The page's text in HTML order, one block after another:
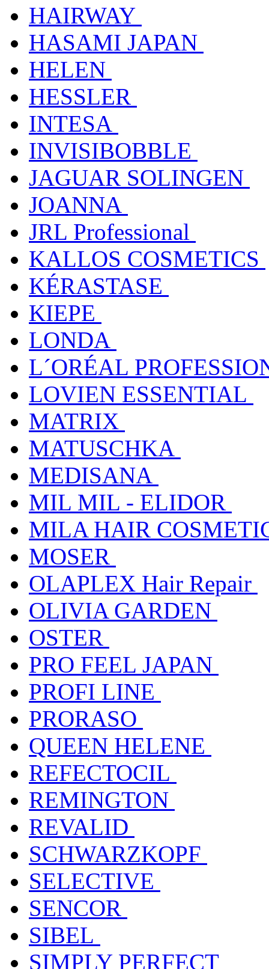
HAIRWAY
HASAMI JAPAN
HELEN
HESSLER
INTESA
INVISIBOBBLE
JAGUAR SOLINGEN
JOANNA
JRL Professional
KALLOS COSMETICS
KÉRASTASE
KIEPE
LONDA
L´ORÉAL
LOVIEN ESSENTIAL
MATRIX
MATUSCHKA
MEDISANA
MIL MIL - ELIDOR
MILA HAIR
MOSER
OLAPLEX Hair Repair
OLIVIA GARDEN
OSTER
PRO FEEL JAPAN
PROFI LINE
PRORASO
QUEEN HELENE
REFECTOCIL
REMINGTON
REVALID
SCHWARZKOPF
SELECTIVE
SENCOR
SIBEL
SIMPLY PERFECT